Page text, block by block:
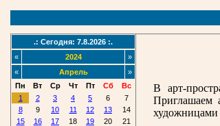
.: Сегодня: 7.8.2026 :.
«
2024
»
«
Апрель
»
Пн
Вт Ср Чт Пт Сб
Вс
1
2 3 4 5 6
7
8
9 10 11 12 13
14
15
16 17 18 19 20
21
В арт-
Приглашаем